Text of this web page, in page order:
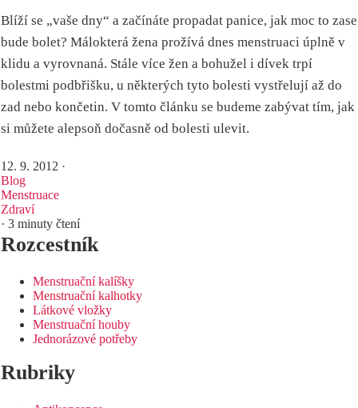
Blíží se „vaše dny“ a začínáte propadat panice, jak moc to zase
bude bolet? Málokterá žena prožívá dnes menstruaci úplně v
klidu a vyrovnaná. Stále více žen a bohužel i dívek trpí
bolestmi podbřišku, u některých tyto bolesti vystřelují až do
zad nebo končetin. V tomto článku se budeme zabývat tím, jak
si můžete alepsoň dočasně od bolesti ulevit.
12. 9. 2012 ·
Blog
Menstruace
Zdraví
· 3 minuty čtení
Rozcestník
Menstruační kalíšky
Menstruační kalhotky
Látkové vložky
Menstruační houby
Jednorázové potřeby
Rubriky